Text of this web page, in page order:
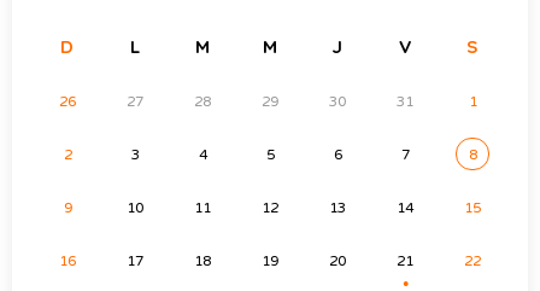
D L M M J V S
26 27 28 29 30 31 1
2 3 4 5 6 7 8
9 10 11 12 13 14 15
16 17 18 19 20 21
●
22